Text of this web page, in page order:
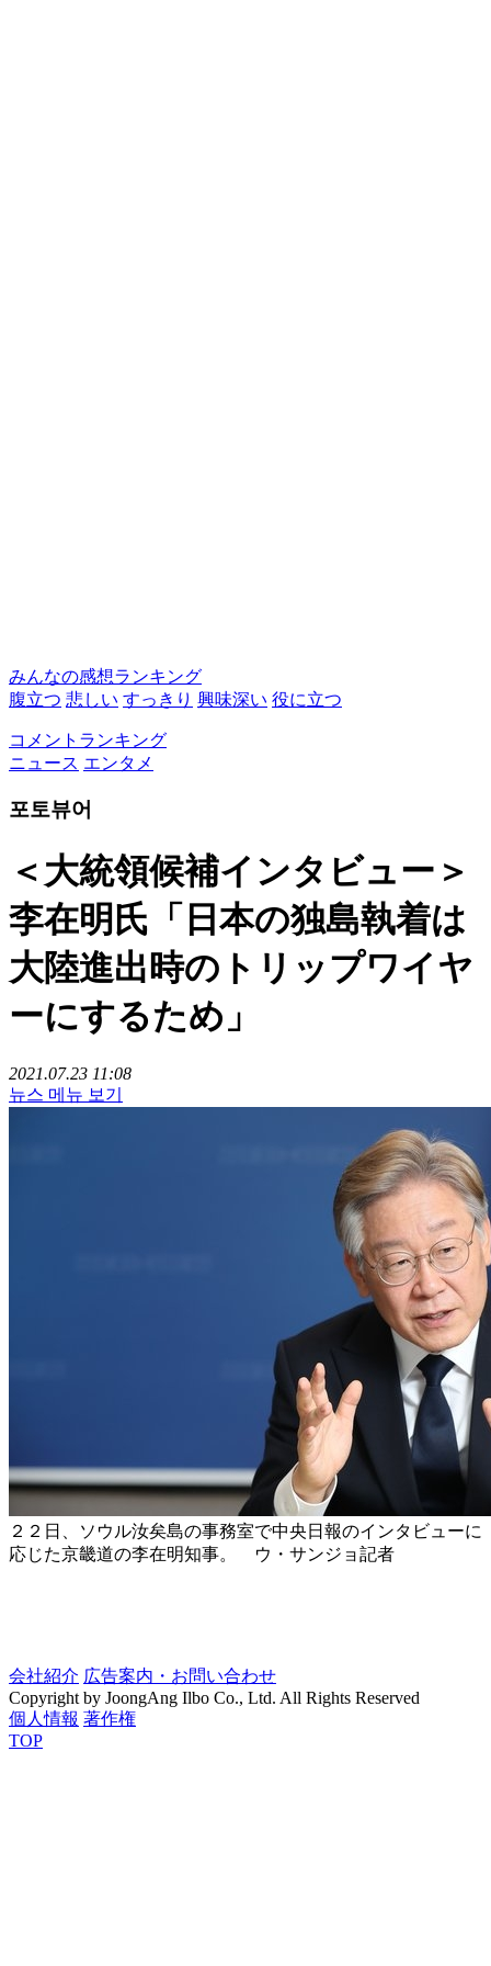
みんなの感想ランキング
腹立つ 悲しい すっきり 興味深い 役に立つ
コメントランキング
ニュース エンタメ
포토뷰어
＜大統領候補インタビュー＞
李在明氏「日本の独島執着は
大陸進出時のトリップワイヤ
ーにするため」
2021.07.23 11:08
뉴스 메뉴 보기
２２日、ソウル汝矣島の事務室で中央日報のインタビューに
応じた京畿道の李在明知事。 ウ・サンジョ記者
会社紹介 広告案内・お問い合わせ
Copyright by JoongAng Ilbo Co., Ltd. All Rights Reserved
個人情報 著作権
TOP